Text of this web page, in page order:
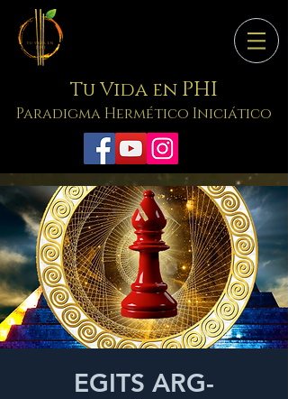
Tu Vida en PHI
Paradigma Hermético Iniciático
EGITS ARG-